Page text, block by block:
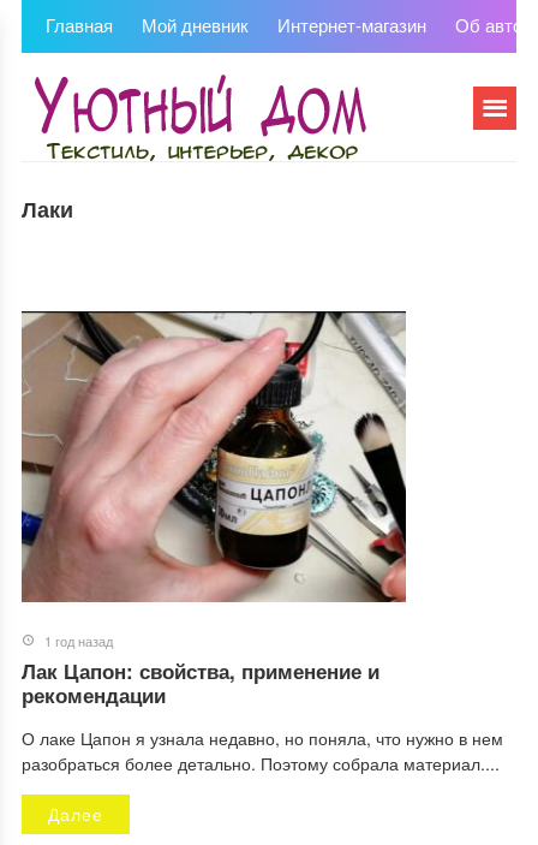
Главная Мой дневник Интернет-магазин Об
Лаки
1 год назад
Лак Цапон: свойства, применение и
рекомендации
О лаке Цапон я узнала недавно, но поняла, что нужно в нем
разобраться более детально. Поэтому собрала материал....
Далее